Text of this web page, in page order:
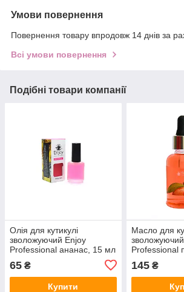
Умови повернення
Повернення товару впродовж 14 днів за
Всі умови повернення
Подібні товари компанії
Олія для кутикулі
зволожуючий Enjoy
Рrofessional ананас, 15 мл
65 ₴
Купити
Масло для
Рrofessional
145₴